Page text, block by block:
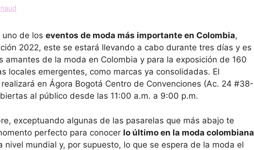
de los eventos de moda más importante en Colombia,
2022, este se estará llevando a cabo durante tres días y es
amantes de la moda en Colombia y para la exposición de 160
locales emergentes, como marcas ya consolidadas. El
en Ágora Bogotá Centro de Convenciones (Ac. 24 #38-
al público desde las 11:00 a.m. a 9:00 p.m.
exceptuando algunas de las pasarelas que más abajo te
perfecto para conocer lo último en la moda colombiana
nivel mundial y, por supuesto, lo que se espera de la moda el